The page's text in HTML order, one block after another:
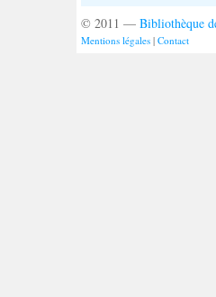
© 2011 — Bibliothèque
Mentions légales | Contact